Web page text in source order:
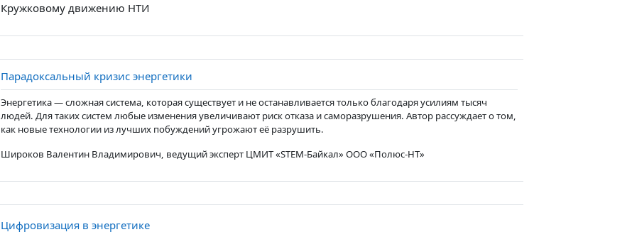
Кружковому движению НТИ
Парадоксальный кризис энергетикиСтраница
Энергетика — сложная система, которая существует и не останавливается только благодаря усилиям тысяч
людей. Для таких систем любые изменения увеличивают риск отказа и саморазрушения. Автор рассуждает о том,
как новые технологии из лучших побуждений угрожают её разрушить.
Широков Валентин Владимирович, ведущий эксперт ЦМИТ «STEM-Байкал» ООО «Полюс-НТ»
Цифровизация в энергетикеСтраница